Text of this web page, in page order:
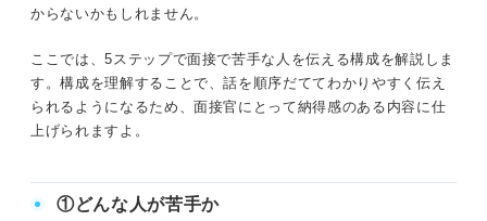
からないかもしれません。
ここでは、5ステップで面接で苦手な人を伝える構成を解説しま
す。構成を理解することで、話を順序だててわかりやすく伝え
られるようになるため、面接官にとって納得感のある内容に仕
上げられますよ。
①どんな人が苦手か